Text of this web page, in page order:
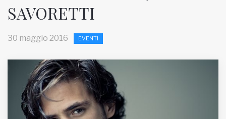
HOME
MUNICIPI
Inviateci le vostre segnalazioni
SAVORETTI
30 maggio 2016 EVENTI